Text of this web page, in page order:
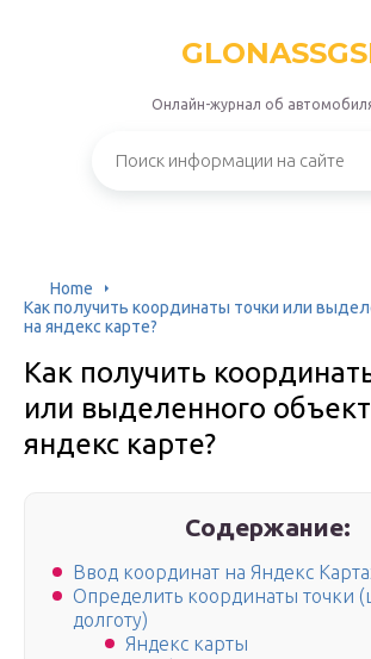
Онлайн-журнал об
Home
Как получить координаты точки или
на яндекс карте?
Как получить
или выделенного
яндекс карте?
Содержание:
Ввод координат на Яндекс
Определить координаты точки
долготу)
Яндекс карты